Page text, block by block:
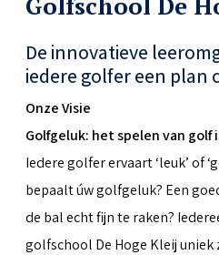
De innovatieve
iedere golfer een plan
Onze Visie
Golfgeluk: het spelen van golf
Iedere golfer ervaart ‘leuk’ of
bepaalt úw golfgeluk? Een
de bal echt fijn te raken?
golfschool De Hoge Kleij uniek